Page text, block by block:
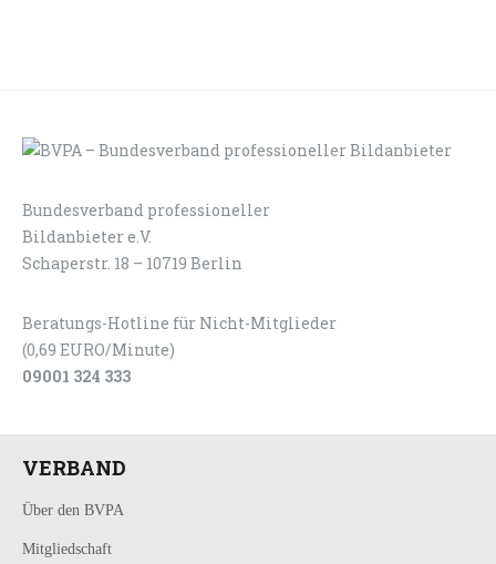
Bundesverband professioneller
Bildanbieter e.V.
Schaperstr. 18 – 10719 Berlin
Beratungs-Hotline für Nicht-Mitglieder
(0,69 EURO/Minute)
09001 324 333
VERBAND
Über den BVPA
Mitgliedschaft